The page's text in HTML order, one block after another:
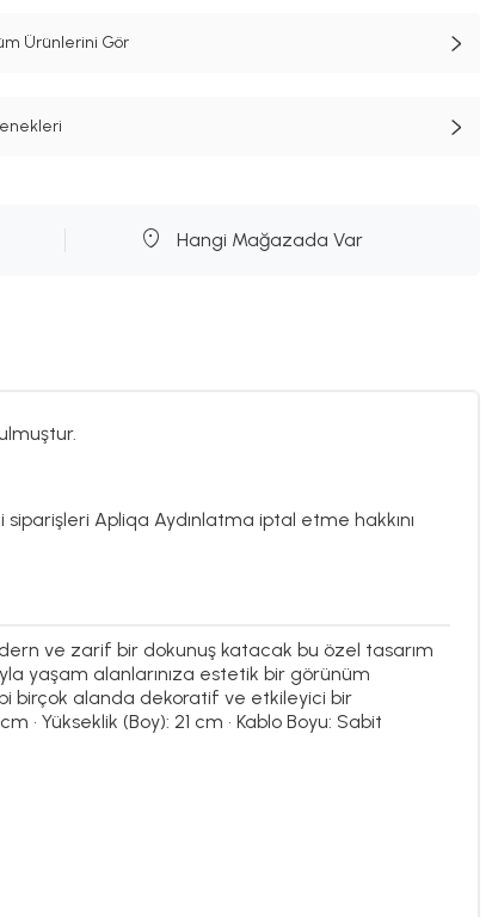
Ürünlerini Gör
Hangi Mağazada Var
Apliqa Aydınlatma iptal etme hakkını
ve zarif bir dokunuş katacak bu özel tasarım
yaşam alanlarınıza estetik bir görünüm
birçok alanda dekoratif ve etkileyici bir
• Yükseklik (Boy): 21 cm • Kablo Boyu: Sabit